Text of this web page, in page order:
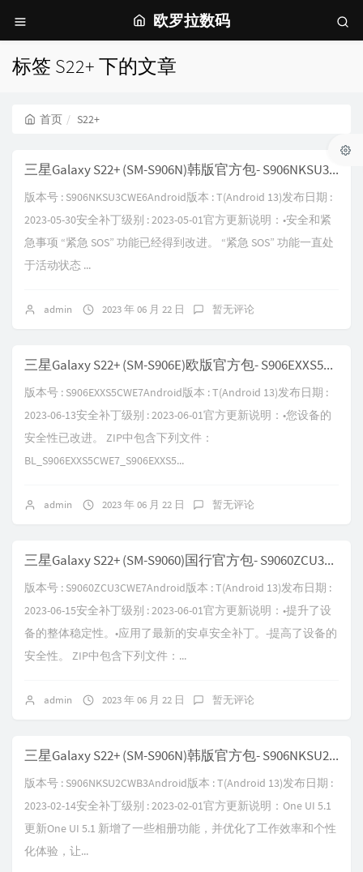
欧罗拉数码
标签 S22+ 下的文章
首页 S22+
三星Galaxy S22+ (SM-S906N)韩版官方包- S906NKSU3CWE6
版本号 : S906NKSU3CWE6Android版本 : T(Android 13)发布日期 :
2023-05-30安全补丁级别 : 2023-05-01官方更新说明：•安全和紧
急事项 “紧急 SOS” 功能已经得到改进。 “紧急 SOS” 功能一直处
于活动状态 ...
admin 2023 年 06 月 22 日 暂无评论
三星Galaxy S22+ (SM-S906E)欧版官方包- S906EXXS5CWE7
版本号 : S906EXXS5CWE7Android版本 : T(Android 13)发布日期 :
2023-06-13安全补丁级别 : 2023-06-01官方更新说明：•您设备的
安全性已改进。 ZIP中包含下列文件：
BL_S906EXXS5CWE7_S906EXXS5...
admin 2023 年 06 月 22 日 暂无评论
三星Galaxy S22+ (SM-S9060)国行官方包- S9060ZCU3CWE7
版本号 : S9060ZCU3CWE7Android版本 : T(Android 13)发布日期 :
2023-06-15安全补丁级别 : 2023-06-01官方更新说明：•提升了设
备的整体稳定性。•应用了最新的安卓安全补丁。-提高了设备的
安全性。 ZIP中包含下列文件：...
admin 2023 年 06 月 22 日 暂无评论
三星Galaxy S22+ (SM-S906N)韩版官方包- S906NKSU2CWB3
版本号 : S906NKSU2CWB3Android版本 : T(Android 13)发布日期 :
2023-02-14安全补丁级别 : 2023-02-01官方更新说明：One UI 5.1
更新One UI 5.1 新增了一些相册功能，并优化了工作效率和个性
化体验，让...